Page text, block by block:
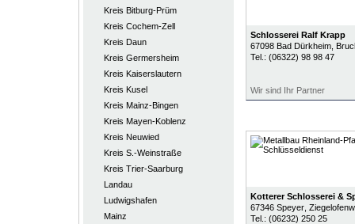
Kreis Bitburg-Prüm
Kreis Cochem-Zell
Kreis Daun
Kreis Germersheim
Kreis Kaiserslautern
Kreis Kusel
Kreis Mainz-Bingen
Kreis Mayen-Koblenz
Kreis Neuwied
Kreis S.-Weinstraße
Kreis Trier-Saarburg
Landau
Ludwigshafen
Mainz
Schlosserei Ralf Krapp
67098 Bad Dürkheim,
Tel.: (06322) 98 98 47
Wir sind Ihr Partner
Kotterer Schlosserei &
67346 Speyer,
Tel.: (06232) 250 25